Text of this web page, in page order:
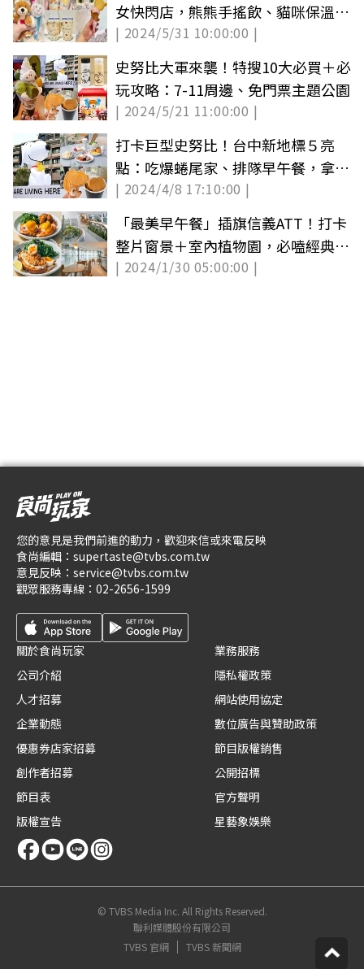
女快閃店，熊熊手搖飲、貓咪保溫杯
８亮點
| 2024/5/31 10:00:00 |
史努比大軍來襲！特搜10大必買＋必
玩攻略：7-11周邊、免門票主題公園
| 2024/5/21 11:00:00 |
打卡巨型史努比！台中新地標５亮
點：吃爆蜷尾家、排隊早午餐，拿史
努比周邊
| 2024/4/8 17:10:00 |
「最美早午餐」插旗信義ATT！打卡
整片窗景＋室內植物園，必嗑經典嫩
蛋
| 2024/1/30 05:00:00 |
您的意見是我們前進的動力，歡迎來信或來電反映
食尚編輯： supertaste@tvbs.com.tw
意見反映： service@tvbs.com.tw
觀眾服務專線： 02-2656-1599
關於食尚玩家
公司介紹
人才招募
企業動態
優惠券店家招募
創作者招募
節目表
版權宣告
業務服務
隱私權政策
網站使用協定
數位廣告與贊助政策
節目版權銷售
公開招標
官方聲明
星藝象娛樂
© TVBS Media Inc. All Rights Reserved.
聯利媒體股份有限公司
TVBS 官網
TVBS 新聞網